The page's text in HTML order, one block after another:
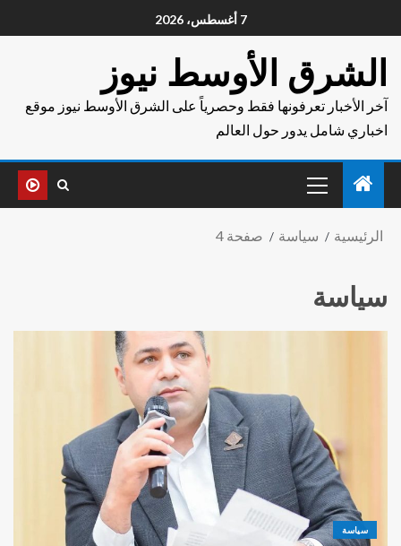
7 أغسطس، 2026
الشرق الأوسط نيوز
آخر الأخبار تعرفونها فقط وحصرياً على الشرق الأوسط نيوز موقع
اخباري شامل يدور حول العالم
الرئيسية سياسة صفحة 4
سياسة
سياسة